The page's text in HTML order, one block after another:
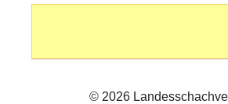
© 2026